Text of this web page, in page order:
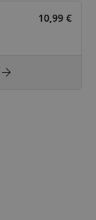
10,99 €